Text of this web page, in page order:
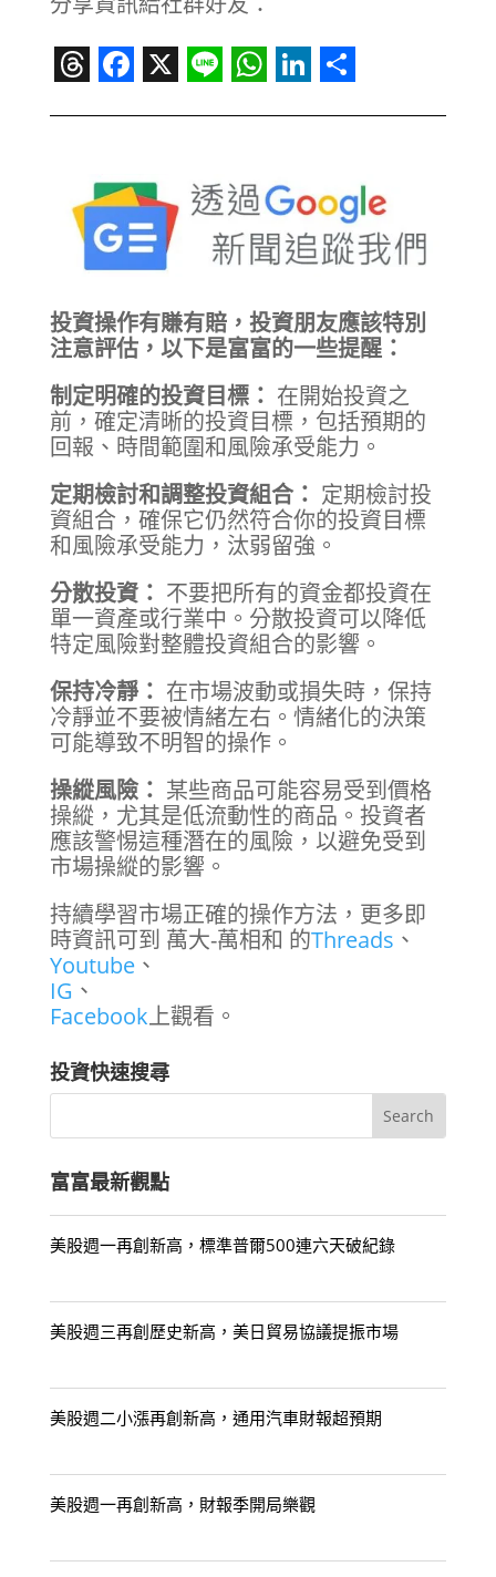
投資操作有賺有賠，投資朋友應該特別
注意評估，以下是富富的一些提醒：
制定明確的投資目標： 在開始投資之
前，確定清晰的投資目標，包括預期的
回報、時間範圍和風險承受能力。
定期檢討和調整投資組合： 定期檢討投
資組合，確保它仍然符合你的投資目標
和風險承受能力，汰弱留強。
分散投資： 不要把所有的資金都投資在
單一資產或行業中。分散投資可以降低
特定風險對整體投資組合的影響。
保持冷靜： 在市場波動或損失時，保持
冷靜並不要被情緒左右。情緒化的決策
可能導致不明智的操作。
操縱風險： 某些商品可能容易受到價格
操縱，尤其是低流動性的商品。投資者
應該警惕這種潛在的風險，以避免受到
市場操縱的影響。
持續學習市場正確的操作方法，更多即
時資訊可到 萬大-萬相和 的Threads 、
Youtube、
IG 、
Facebook上觀看。
投資快速搜尋
富富最新觀點
美股週一再創新高，標準普爾500連六天破紀錄
美股週三再創歷史新高，美日貿易協議提振市場
美股週二小漲再創新高，通用汽車財報超預期
美股週一再創新高，財報季開局樂觀